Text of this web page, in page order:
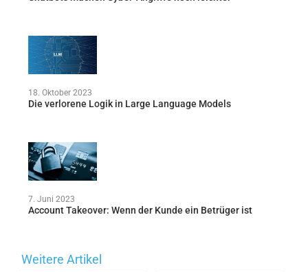
18. Oktober 2023
Die verlorene Logik in Large Language Models
7. Juni 2023
Account Takeover: Wenn der Kunde ein Betrüger ist
Weitere Artikel